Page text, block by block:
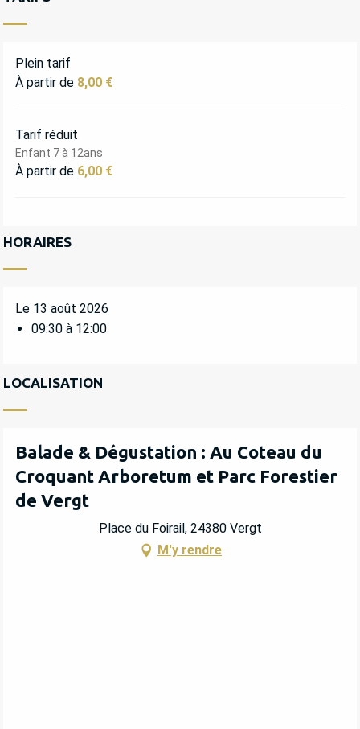
Plein tarif
À partir de 8,00 €
Tarif réduit
Enfant 7 à 12ans
À partir de 6,00 €
HORAIRES
Le 13 août 2026
09:30 à 12:00
LOCALISATION
Balade & Dégustation : Au Coteau du
Croquant Arboretum et Parc Forestier
de Vergt
Place du Foirail, 24380 Vergt
M'y rendre